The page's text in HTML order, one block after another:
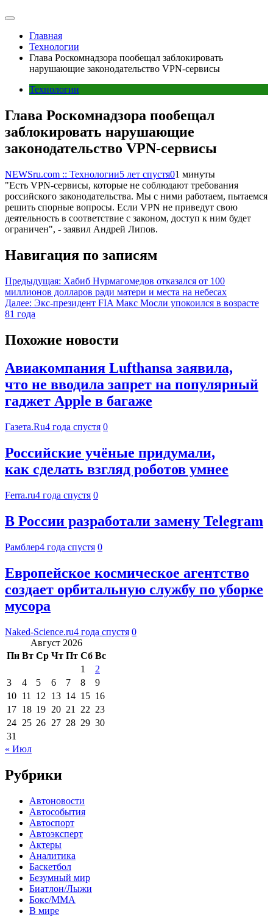
Главная
Технологии
Глава Роскомнадзора пообещал заблокировать
нарушающие законодательство VPN-сервисы
Технологии
Глава Роскомнадзора пообещал
заблокировать нарушающие
законодательство VPN-сервисы
NEWSru.com :: Технологии5 лет спустя01 минуты
"Есть VPN-сервисы, которые не соблюдают требования
российского законодательства. Мы с ними работаем, пытаемся
решить спорные вопросы. Если VPN не приведут свою
деятельность в соответствие с законом, доступ к ним будет
ограничен", - заявил Андрей Липов.
Навигация по записям
Предыдущая: Хабиб Нурмагомедов отказался от 100
миллионов долларов ради матери и места на небесах
Далее: Экс-президент FIA Макс Мосли упокоился в возрасте
81 года
Похожие новости
Авиакомпания Lufthansa заявила,
что не вводила запрет на популярный
гаджет Apple в багаже
Газета.Ru4 года спустя 0
Российские учёные придумали,
как сделать взгляд роботов умнее
Ferra.ru4 года спустя 0
В России разработали замену Telegram
Рамблер4 года спустя 0
Европейское космическое агентство
создает орбитальную службу по уборке
мусора
Naked-Science.ru4 года спустя 0
Август 2026
Пн Вт Ср Чт Пт Сб Вс
1
2
3
4 5 6 7 8
9
10 11 12 13 14 15 16
17 18 19 20 21 22 23
24 25 26 27 28 29 30
31
« Июл
Рубрики
Автоновости
Автособытия
Автоспорт
Автоэксперт
Актеры
Аналитика
Баскетбол
Безумный мир
Биатлон/Лыжи
Бокс/MMA
В мире